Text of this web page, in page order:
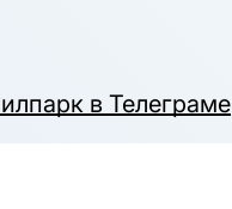
в Телеграме